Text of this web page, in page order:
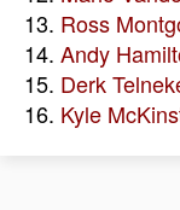
13. Ross
14. Andy
15. Derk
16. Kyle